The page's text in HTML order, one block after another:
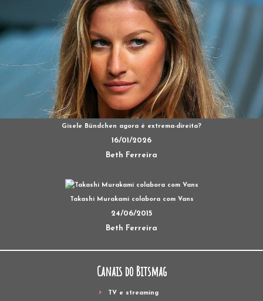
Gisele Bündchen agora é extrema-direita?
16/01/2026
Beth Ferreira
Takashi Murakami colabora com Vans
24/06/2015
Beth Ferreira
Canais do Bitsmag
TV e streaming